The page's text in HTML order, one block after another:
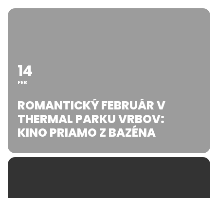
14
FEB
ROMANTICKÝ FEBRUÁR V
THERMAL PARKU VRBOV:
KINO PRIAMO Z BAZÉNA